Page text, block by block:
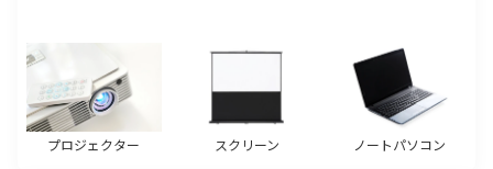
プロジェクター スクリーン ノートパソコン